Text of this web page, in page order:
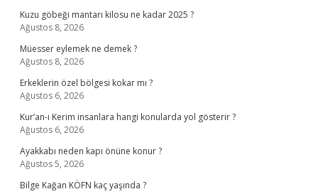
Kuzu göbeği mantarı kilosu ne kadar 2025 ?
Ağustos 8, 2026
Müesser eylemek ne demek ?
Ağustos 8, 2026
Erkeklerin özel bölgesi kokar mı ?
Ağustos 6, 2026
Kur’an-ı Kerim insanlara hangi konularda yol gösterir ?
Ağustos 6, 2026
Ayakkabı neden kapı önüne konur ?
Ağustos 5, 2026
Bilge Kağan KÖFN kaç yaşında ?